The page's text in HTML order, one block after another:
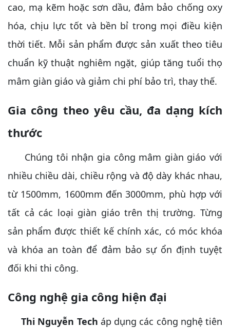
cao, mạ kẽm hoặc sơn dầu, đảm bảo chống oxy
hóa, chịu lực tốt và bền bỉ trong mọi điều kiện
thời tiết. Mỗi sản phẩm được sản xuất theo tiêu
chuẩn kỹ thuật nghiêm ngặt, giúp tăng tuổi thọ
mâm giàn giáo và giảm chi phí bảo trì, thay thế.
Gia công theo yêu cầu, đa dạng kích
thước
Chúng tôi nhận gia công mâm giàn giáo với
nhiều chiều dài, chiều rộng và độ dày khác nhau,
từ 1500mm, 1600mm đến 3000mm, phù hợp với
tất cả các loại giàn giáo trên thị trường. Từng
sản phẩm được thiết kế chính xác, có móc khóa
và khóa an toàn để đảm bảo sự ổn định tuyệt
đối khi thi công.
Công nghệ gia công hiện đại
Thi Nguyễn Tech áp dụng các công nghệ tiên